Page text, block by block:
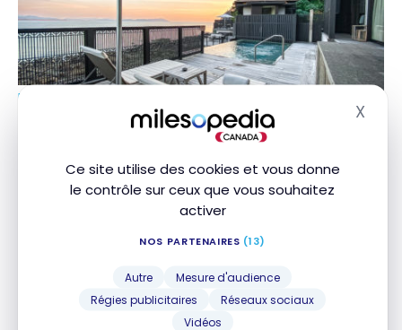
Ce site utilise des cookies et vous donne
le contrôle sur ceux que vous souhaitez
activer
NOS PARTENAIRES (13)
Autre
Mesure d'audience
Régies publicitaires
Réseaux sociaux
Vidéos
X
Avis : The Ritz-Carlton Langkawi | Marriott Bonvoy
HÔTELS
Avis : The Ritz-Carlton Langkawi | Marriott Bonvoy